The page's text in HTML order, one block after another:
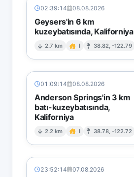
02:39:14 08.08.2026
Geysers'in 6 km
kuzeybatısında, Kaliforniya
2.7 km I 38.82, -122.79
01:09:14 08.08.2026
Anderson Springs'in 3 km
batı-kuzeybatısında,
Kaliforniya
2.2 km I 38.78, -122.72
23:52:14 07.08.2026